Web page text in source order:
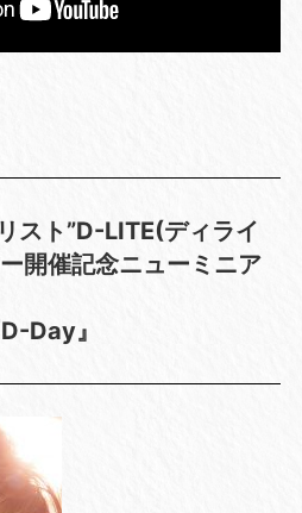
スト”D-LITE(ディライ
開催記念ニューミニア
Day』